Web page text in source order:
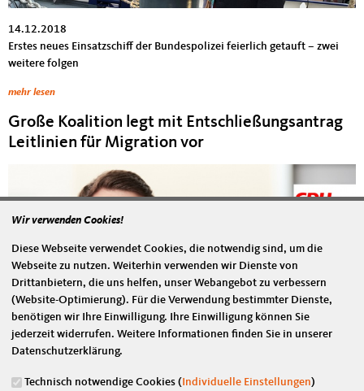
14.12.2018
Erstes neues Einsatzschiff der Bundespolizei feierlich getauft – zwei
weitere folgen
mehr lesen
Große Koalition legt mit Entschließungsantrag
Leitlinien für Migration vor
29.11.2018
Wir verwenden Cookies!
Diese Webseite verwendet Cookies, die notwendig sind, um die
Webseite zu nutzen. Weiterhin verwenden wir Dienste von
Drittanbietern, die uns helfen, unser Webangebot zu verbessern
(Website-Optimierung). Für die Verwendung bestimmter Dienste,
benötigen wir Ihre Einwilligung. Ihre Einwilligung können Sie
jederzeit widerrufen. Weitere Informationen finden Sie in unserer
Datenschutzerklärung.
Technisch notwendige Cookies ( Individuelle Einstellungen)